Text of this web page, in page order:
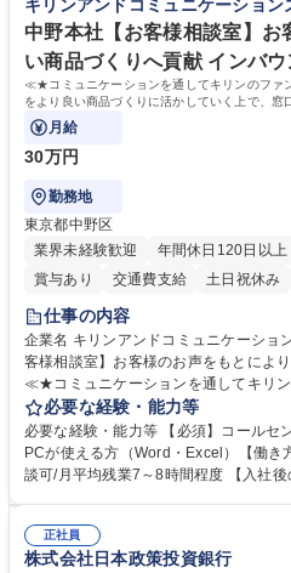
キリンアンドコミュニケーション
中野本社【お客様相談室】お
い商品づくりへ貢献 インバ
≪★コミュニケーションを通してキリンのフ
をより良い商品づくりに活かしていく上で、窓
月給
30万円
勤務地
東京都中野区
業界未経験歓迎
年間休日120日以上
賞与あり
交通費支給 土日祝休み
仕事の内容
企業名 キリンアンドコミュニケーションズ株式会社 求
客様相談室】お客様のお声をもとにより良い
≪★コミュニケーションを通してキリ
お客様のお声をより良い商品づくりに
様相談室でのお仕事です。 日々お客様からいただくキリングループへのご
意見を、企業活動に活かしています。
って対応、情報提供するとともにグル
平均100件前後■メール・手紙：同上40件前後 募集職種 中野本
相談室】お客様のお声をもとにより良い
必要な経験・能力等
必要な経験・能力等 【必須】コールセ
PCが使える方（Word・Excel）【働き
談可/月平均残業7～8時間程度 【入社後の研修】着任から1か月は電話対応
すのでご安心ください。 【当社につい
う会社として、お客様との出会いを大
正社員
株式会社日本政策投資銀行